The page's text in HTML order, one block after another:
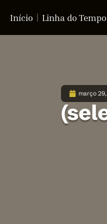
Início Linha do Tempo
março